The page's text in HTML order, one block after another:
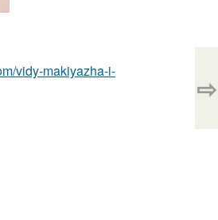
vidy-makiyazha-i-
⇨